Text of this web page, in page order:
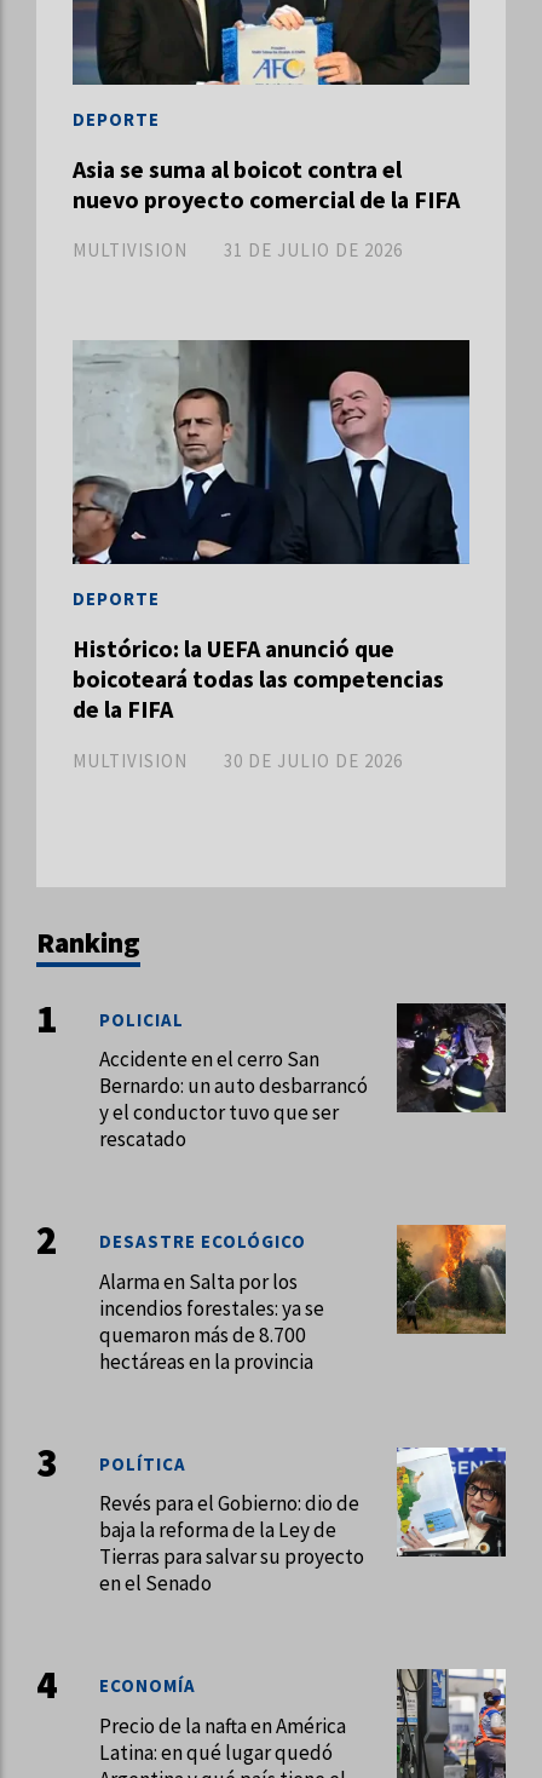
Asia se suma al boicot contra el
nuevo proyecto comercial de la FIFA
MULTIVISION
DEPORTE
31 DE JULIO DE 2026
Histórico: la UEFA anunció que
boicoteará todas las competencias
de la FIFA
MULTIVISION
DEPORTE
30 DE JULIO DE 2026
Ranking
Accidente en el cerro San
Bernardo: un auto desbarrancó
y el conductor tuvo que ser
rescatado
POLICIAL
Alarma en Salta por los
incendios forestales: ya se
quemaron más de 8.700
hectáreas en la provincia
DESASTRE ECOLÓGICO
Revés para el Gobierno: dio de
baja la reforma de la Ley de
Tierras para salvar su proyecto
en el Senado
POLÍTICA
Precio de la nafta en América
Latina: en qué lugar quedó
ECONOMÍA